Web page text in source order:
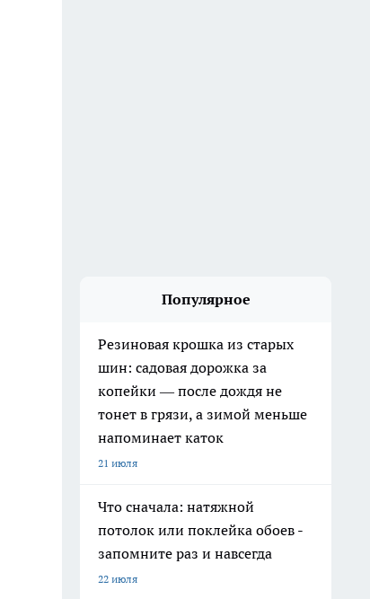
Популярное
Резиновая крошка из старых
шин: садовая дорожка за
копейки — после дождя не
тонет в грязи, а зимой меньше
напоминает каток
21 июля
Что сначала: натяжной
потолок или поклейка обоев -
запомните раз и навсегда
22 июля